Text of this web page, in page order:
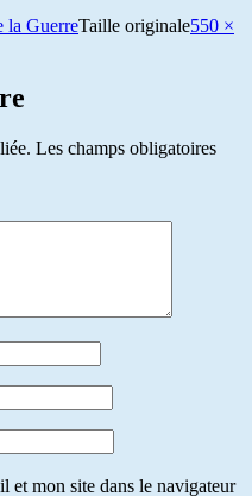
la GuerreTaille originale550 ×
Les champs obligatoires
et mon site dans le navigateur